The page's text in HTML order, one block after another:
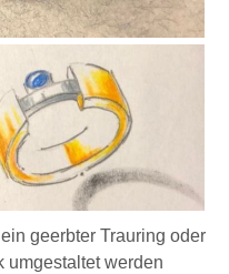
geerbter Trauring oder
umgestaltet werden